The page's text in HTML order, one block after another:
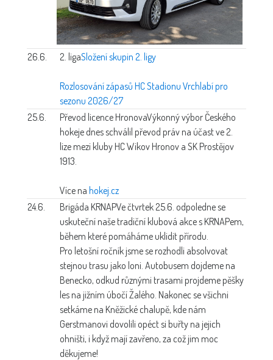
26.6. 2. ligaSložení skupin 2. ligy
Rozlosování zápasů HC Stadionu Vrchlabí pro
sezonu 2026/27
25.6.
Převod licence HronovaVýkonný výbor Českého
hokeje dnes schválil převod práv na účast ve 2.
lize mezi kluby HC Wikov Hronov a SK Prostějov
1913.
Více na hokej.cz
24.6.
Brigáda KRNAPVe čtvrtek 25.6. odpoledne se
uskuteční naše tradiční klubová akce s KRNAPem,
během které pomáháme uklidit přírodu.
Pro letošní ročník jsme se rozhodli absolvovat
stejnou trasu jako loni. Autobusem dojdeme na
Benecko, odkud různými trasami projdeme pěšky
les na jižním úbočí Žalého. Nakonec se všichni
setkáme na Kněžické chalupě, kde nám
Gerstmanovi dovolili opéct si buřty na jejich
ohništi, i když mají zavřeno, za což jim moc
děkujeme!